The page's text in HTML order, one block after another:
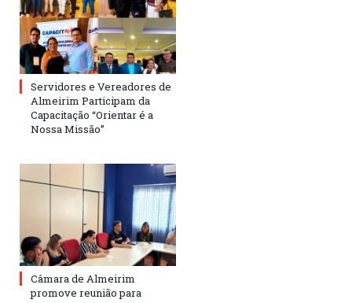
Servidores e Vereadores de
Almeirim Participam da
Capacitação “Orientar é a
Nossa Missão”
Câmara de Almeirim
promove reunião para